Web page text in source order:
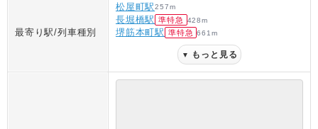
最寄り駅/列車種別
松屋町駅257m
長堀橋駅 準特急 428m
堺筋本町駅 準特急 661 m
▼ もっと見る